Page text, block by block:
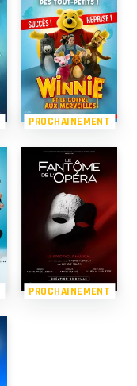
PROCHAINEMENT
PROCHAINEMENT